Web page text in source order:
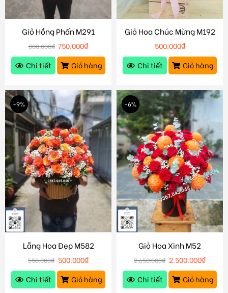
Giỏ Hồng Phấn M291
800.000₫ 750.000₫
Chi tiết
Giỏ hàng
Giỏ Hoa Chúc Mừng M192
500.000₫
Chi tiết
Giỏ hàng
-9%
Lẵng Hoa Đẹp M582
550.000₫ 500.000₫
Chi tiết
Giỏ hàng
-6%
Giỏ Hoa Xinh M52
2.650.000₫ 2.500.000₫
Chi tiết
Giỏ hàng